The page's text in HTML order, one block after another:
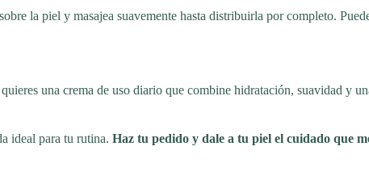
la piel y masajea suavemente hasta distribuirla por completo.
una crema de uso diario que combine hidratación, suavidad y
ideal para tu rutina. Haz tu pedido y dale a tu piel el cuidado que